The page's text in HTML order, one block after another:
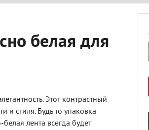
белая для
Этот контрастный
и стиля. Будь то упаковка
лента всегда будет